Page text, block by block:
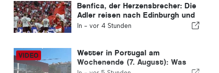
Benfica, der Herzensbrecher: Die
Adler reisen nach Edinburgh und
haben bereits einen Fuß in der
In - vor 4 Stunden
Wetter in Portugal am
Wochenende (7. August): Was